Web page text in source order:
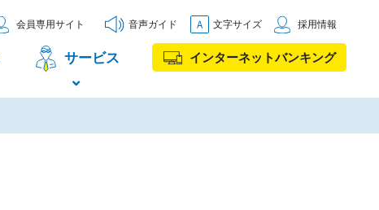
サービス インターネットバンキング
会員専用サイト 音声ガイド 文字サイズ 採用情報